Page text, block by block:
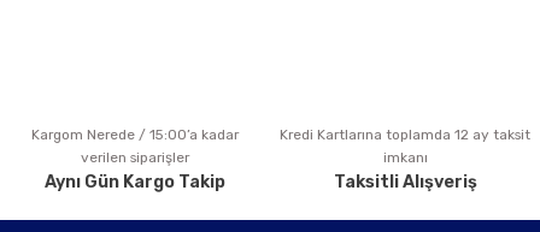
Gönder
Kargom Nerede / 15:00’a kadar
verilen siparişler
Aynı Gün Kargo Takip
Kredi Kartlarına toplamda 12 ay taksit
imkanı
Taksitli Alışveriş